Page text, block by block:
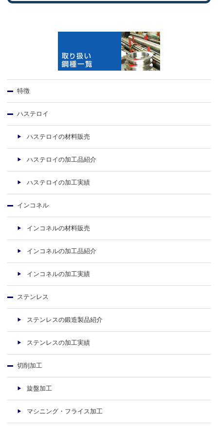
特徴
ハステロイ
ハステロイの材料販売
ハステロイの加工品紹介
ハステロイの加工実績
インコネル
インコネルの材料販売
インコネルの加工品紹介
インコネルの加工実績
ステンレス
ステンレスの鍛造製品紹介
ステンレスの加工実績
切削加工
旋盤加工
マシニング・フライス加工